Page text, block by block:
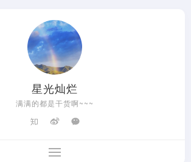
星光灿烂
满满的都是干货啊~~~